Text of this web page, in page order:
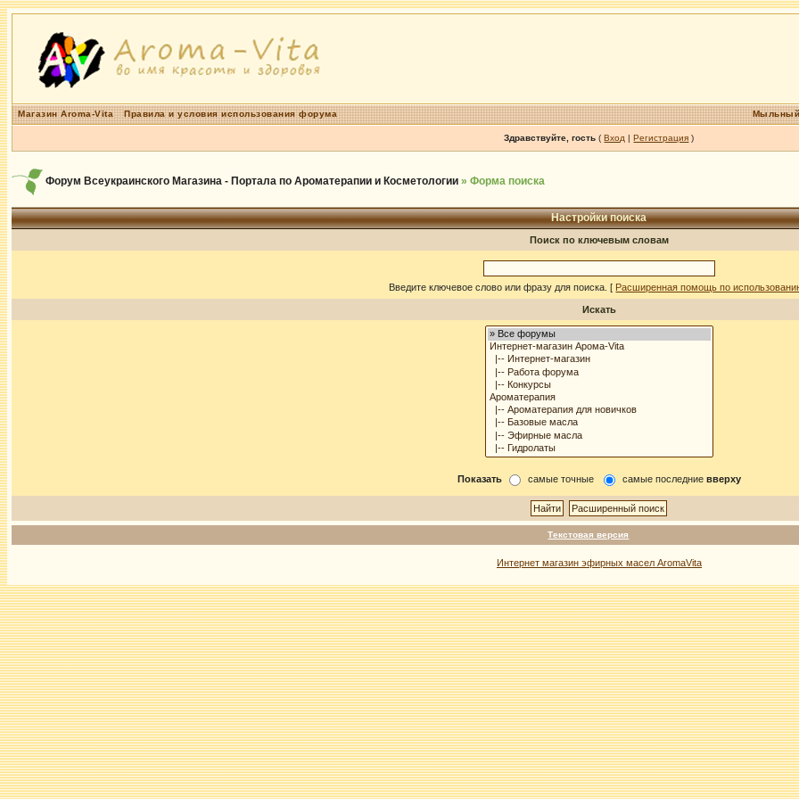
Магазин Aroma-Vita Правила и условия использования форума Мыльный
Здравствуйте, гость (Вход |Регистрация )
Форум Всеукраинского Магазина - Портала по Ароматерапии и Косметологии » Форма поиска
Настройки поиска
Поиск по ключевым словам
Введите ключевое слово или фразу для поиска. [ Расширенная помощь по
Искать
Показать самые точные самые последние вверху
Текстовая версия
Интернет магазин эфирных масел AromaVita